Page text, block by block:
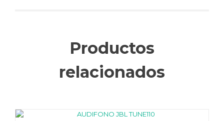
Productos
relacionados